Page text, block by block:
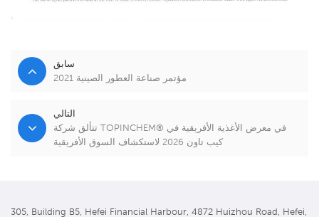
سابق
2021 مؤتمر صناعة العطور الصينية
التالي
تتألق شركة TOPINCHEM® في معرض الأغذية الأفريقية في
كيب تاون 2026 لاستكشاف السوق الأفريقية
305, Building B5, Hefei Financial Harbour, 4872 Huizhou Road, Hefei,